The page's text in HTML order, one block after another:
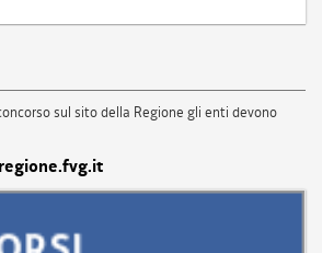
sul sito della Regione gli enti devono